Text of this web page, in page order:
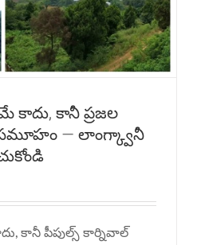
కాదు, కానీ ప్రజల
— లాంగ్క్వానీ
కానీ పీపుల్స్ కార్నివాల్